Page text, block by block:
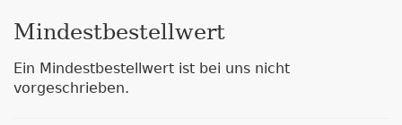
Mindestbestellwert
Ein Mindestbestellwert ist bei uns nicht
vorgeschrieben.